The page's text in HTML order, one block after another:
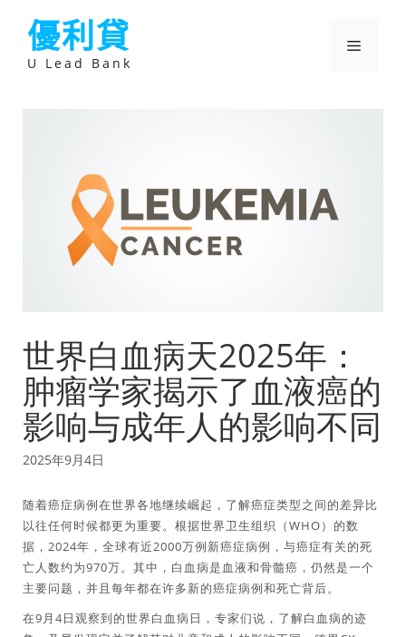
優利貸
U Lead Bank
選
世界白血病天2025年：
肿瘤学家揭示了血液癌的
影响与成年人的影响不同
2025年9月4日
随着癌症病例在世界各地继续崛起，了解癌症类型之间的差异比
以往任何时候都更为重要。根据世界卫生组织（WHO）的数
据，2024年，全球有近2000万例新癌症病例，与癌症有关的死
亡人数约为970万。其中，白血病是血液和骨髓癌，仍然是一个
主要问题，并且每年都在许多新的癌症病例和死亡背后。
在9月4日观察到的世界白血病日，专家们说，了解白血病的迹